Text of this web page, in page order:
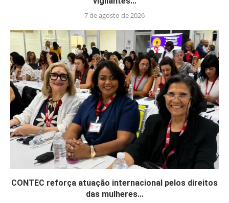
7 de agosto de 2026
CONTEC reforça atuação internacional pelos direitos
das mulheres...